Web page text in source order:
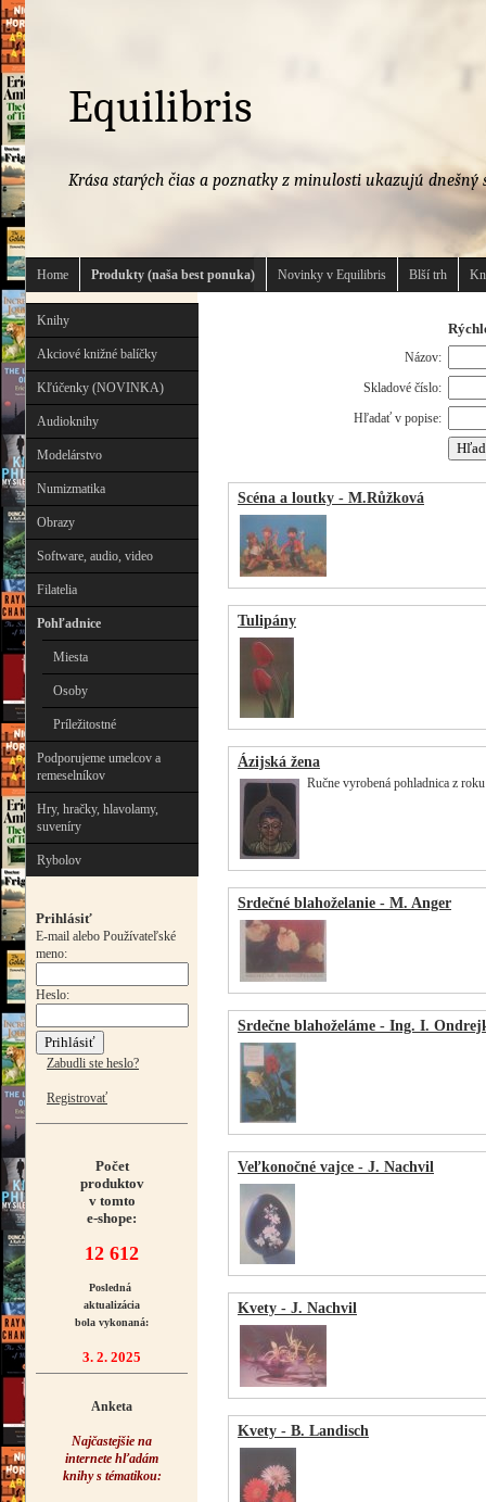
Equilibris
Krása starých čias a poznatky z minulosti ukazujú dnešný
Home Produkty (naša best ponuka) Novinky v Equilibris Blší trh
Knihy
Akciové knižné balíčky
Kľúčenky (NOVINKA)
Audioknihy
Modelárstvo
Numizmatika
Obrazy
Software, audio, video
Filatelia
Pohľadnice
Miesta
Osoby
Príležitostné
Podporujeme umelcov a
remeselníkov
Hry, hračky, hlavolamy,
suveníry
Rybolov
Prihlásiť
E-mail alebo Používateľské
meno:
Heslo:
Zabudli ste heslo?
Registrovať
Počet
produktov
v tomto
e-shope:
12 612
Posledná
aktualizácia
bola vykonaná:
3. 2. 2025
Anketa
Najčastejšie na
internete hľadám
knihy s tématikou:
Názov:
Skladové číslo:
Hľadať v popise:
Scéna a loutky - M.Růžková
Tulipány
Ázijská žena
Ručne vyrobená pohladnica z
Srdečné blahoželanie - M. Anger
Srdečne blahoželáme - Ing. I.
Veľkonočné vajce - J. Nachvil
Kvety - J. Nachvil
Kvety - B. Landisch